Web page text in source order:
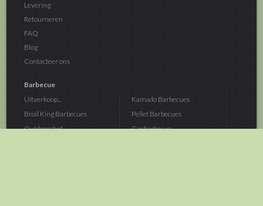
Levering
Retourneren
FAQ
Blog
Contacteer ons
Barbecue
Uitverkoop...
Broil King Barbecues
Outdoorchef...
Kamado Barbecues
Pellet Barbecues
Gasbarbecue